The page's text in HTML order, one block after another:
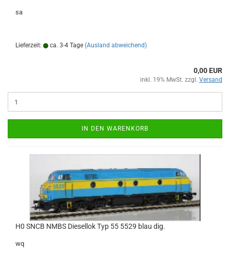
sa
Lieferzeit: ca. 3-4 Tage (Ausland abweichend)
0,00 EUR
inkl. 19% MwSt. zzgl. Versand
IN DEN WARENKORB
H0 SNCB NMBS Diesellok Typ 55 5529 blau dig.
wq